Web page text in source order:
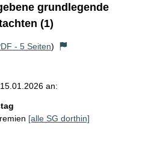
grundlegende
(1)
- 5 Seiten)
an:
[alle SG dorthin]